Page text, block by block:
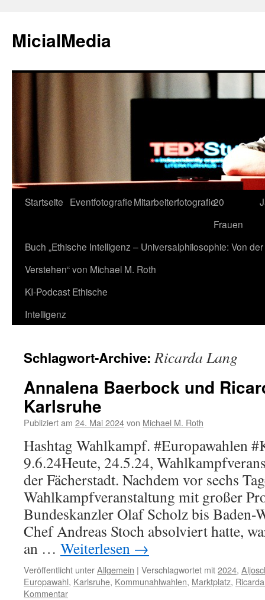
MicialMedia
Zum
springen
Startseite EventfotografieMitarbeiterfotografie20
Frauen
Buch „Ethische Intelligenz – Universalphilosophie: Von
Verstehen“ von Michael M. Roth
KI-Podcast Ethische
Intelligenz
Schlagwort-Archive:Ricarda Lang
Annalena Baerbock und
Karlsruhe
Publiziert am 24. Mai 2024von Michael M. Roth
Hashtag Wahlkampf. #Europawahlen
9.6.24Heute, 24.5.24,
der Fächerstadt. Nachdem vor sechs
Wahlkampfveranstaltung mit großer
Bundeskanzler Olaf Scholz bis Baden-
Chef Andreas Stoch absolviert hatte,
an … Weiterlesen →
Veröffentlicht unterAllgemein | Verschlagwortet mit2024,
Europawahl, Karlsruhe, Kommunahlwahlen, Marktplatz,
Kommentar